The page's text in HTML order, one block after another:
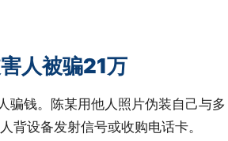
人被骗21万
骗钱。陈某用他人照片伪装自己与多
背设备发射信号或收购电话卡。